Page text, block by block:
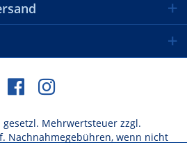
Mehrwertsteuer zzgl.
Nachnahmegebühren, wenn nicht